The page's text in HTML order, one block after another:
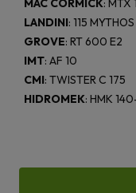
MAC CORMICK: MTX
LANDINI: 115
GROVE: RT 600 E2
IMT: AF 10
CMI: TWISTER C 175
HIDROMEK: HMK